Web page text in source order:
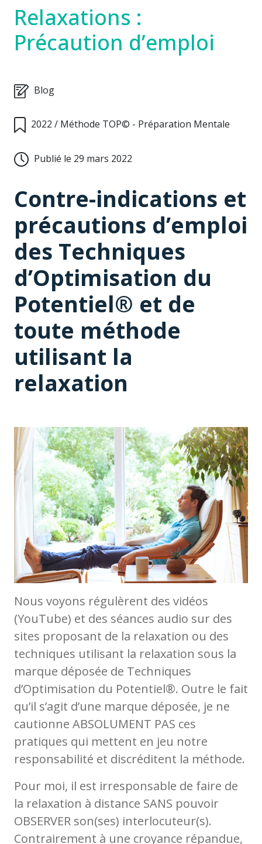
Relaxations :
Précaution d’emploi
Blog
2022 / Méthode TOP© - Préparation Mentale
Publié le 29 mars 2022
Contre-indications et
précautions d’emploi
des Techniques
d’Optimisation du
Potentiel® et de
toute méthode
utilisant la
relaxation
Nous voyons régulèrent des vidéos
(YouTube) et des séances audio sur des
sites proposant de la relaxation ou des
techniques utilisant la relaxation sous la
marque déposée de Techniques
d’Optimisation du Potentiel®. Outre le fait
qu’il s’agit d’une marque déposée, je ne
cautionne ABSOLUMENT PAS ces
pratiques qui mettent en jeu notre
responsabilité et discréditent la méthode.
Pour moi, il est irresponsable de faire de
la relaxation à distance SANS pouvoir
OBSERVER son(ses) interlocuteur(s).
Contrairement à une croyance répandue,